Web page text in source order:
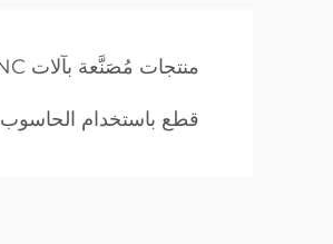
منتجات مُصَنَّعة بآلات CNC
قطع باستخدام الحاسوب CNC للأجزاء